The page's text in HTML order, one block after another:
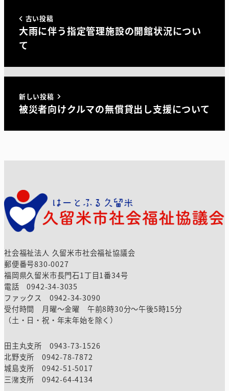
古い投稿
大雨に伴う指定管理施設の開館状況につい
て
新しい投稿
被災者向けクルマの無償貸出し支援について
社会福祉法人 久留米市社会福祉協議会
郵便番号830-0027
福岡県久留米市長門石1丁目1番34号
電話 0942-34-3035
ファックス 0942-34-3090
受付時間 月曜～金曜 午前8時30分～午後5時15分
（土・日・祝・年末年始を除く）
田主丸支所 0943-73-1526
北野支所 0942-78-7872
城島支所 0942-51-5017
三潴支所 0942-64-4134